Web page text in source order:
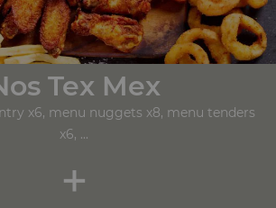
Tex Mex
x6, menu nuggets x8, menu tenders
x6, ...
+